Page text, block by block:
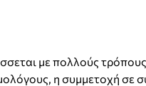
με πολλούς
η συμμετοχή σε